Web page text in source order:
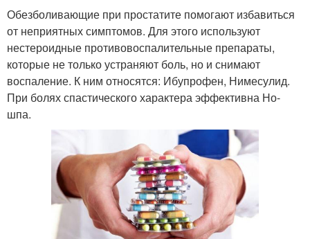
Обезболивающие при простатите помогают избавиться
от неприятных симптомов. Для этого используют
нестероидные противовоспалительные препараты,
которые не только устраняют боль, но и снимают
воспаление. К ним относятся: Ибупрофен, Нимесулид.
При болях спастического характера эффективна Но-
шпа.